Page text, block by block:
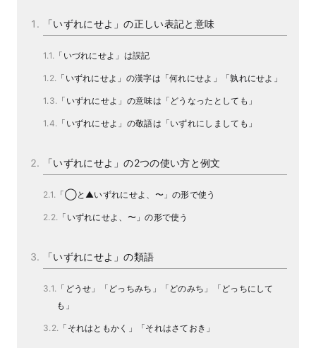
「いずれにせよ」の正しい表記と意味
「いづれにせよ」は誤記
「いずれにせよ」の漢字は「何れにせよ」「孰れにせよ」
「いずれにせよ」の意味は「どうなったとしても」
「いずれにせよ」の敬語は「いずれにしましても」
「いずれにせよ」の2つの使い方と例文
「◯と▲いずれにせよ、〜」の形で使う
「いずれにせよ、〜」の形で使う
「いずれにせよ」の類語
「どうせ」「どっちみち」「どのみち」「どっちにして
も」
「それはともかく」「それはさておき」